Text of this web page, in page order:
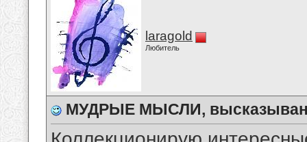
laragold
Любитель
МУДРЫЕ МЫСЛИ,